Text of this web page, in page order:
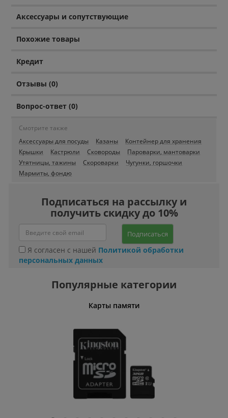
Аксессуары и сопутствующие
Похожие товары
Кредит
Отзывы (0)
Вопрос-ответ (0)
Смотрите также
Аксессуары для посуды
Казаны
Контейнер для хранения
Крышки
Кастрюли Сковороды
Пароварки, мантоварки
Утятницы, тажины
Скороварки
Чугунки, горшочки
Мармиты, фондю
Подписаться на рассылку и
получить скидку до 10%
Подписаться
Я согласен с нашей Политикой обработки
персональных данных
Популярные категории
Карты памяти